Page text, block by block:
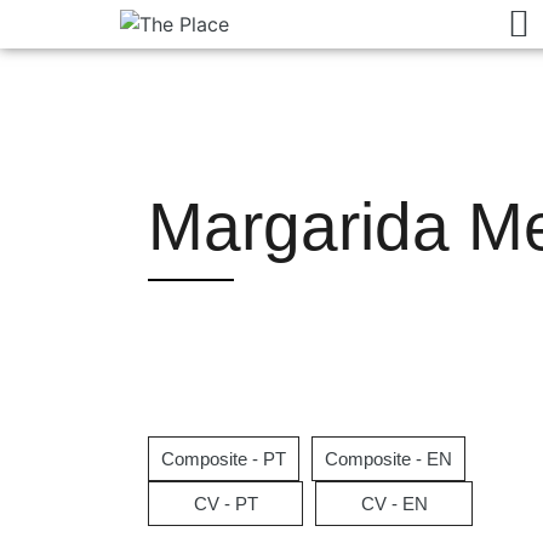
Margarida
Composite - PT Composite - EN
CV - PT CV - EN